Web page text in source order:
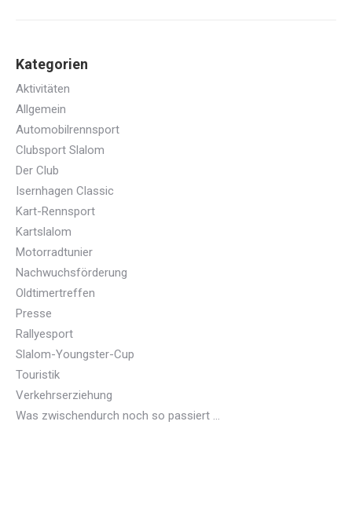
Kategorien
Aktivitäten
Allgemein
Automobilrennsport
Clubsport Slalom
Der Club
Isernhagen Classic
Kart-Rennsport
Kartslalom
Motorradtunier
Nachwuchsförderung
Oldtimertreffen
Presse
Rallyesport
Slalom-Youngster-Cup
Touristik
Verkehrserziehung
Was zwischendurch noch so passiert …